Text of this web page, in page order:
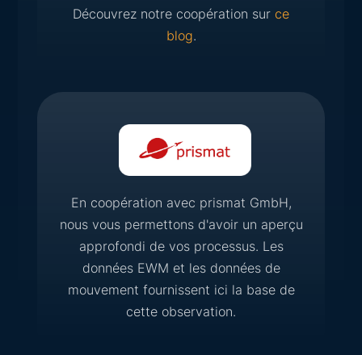
Découvrez notre coopération sur ce
blog.
En coopération avec prismat GmbH,
nous vous permettons d'avoir un aperçu
approfondi de vos processus. Les
données EWM et les données de
mouvement fournissent ici la base de
cette observation.